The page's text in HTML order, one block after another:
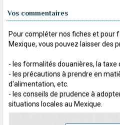
Vos commentaires
Pour compléter nos fiches et pour
Mexique, vous pouvez laisser des
- les formalités douanières, la taxe
- les précautions à prendre en
d'alimentation, etc.
- les conseils de prudence à
situations locales au Mexique.